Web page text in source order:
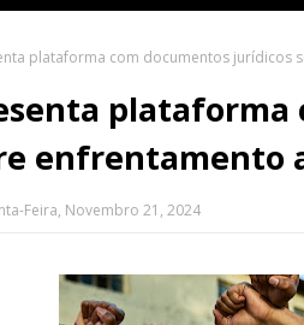
plataforma com documentos jurídicos
plataforma
enfrentamento
Feira, Novembro 21, 2024